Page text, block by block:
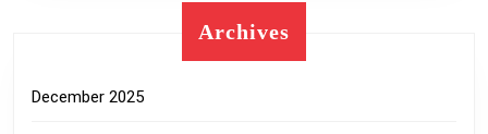
Archives
December 2025